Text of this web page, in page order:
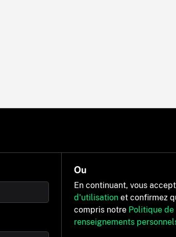
Ou
En continuant, vous
d'utilisation et confirmez
compris notre Politique
renseignements